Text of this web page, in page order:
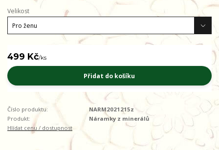
Velikost
499 Kč/ks
Přidat do košíku
Číslo produktu:
NARM2021215z
Produkt:
Náramky z minerálů
Hlídat cenu / dostupnost